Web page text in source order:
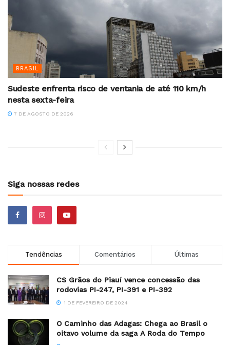
BRASIL
Sudeste enfrenta risco de ventania de até 110 km/h
nesta sexta-feira
7 DE AGOSTO DE 2026
Siga nossas redes
Tendências Comentários Últimas
CS Grãos do Piauí vence concessão das
rodovias PI-247, PI-391 e PI-392
1 DE FEVEREIRO DE 2024
O Caminho das Adagas: Chega ao Brasil o
oitavo volume da saga A Roda do Tempo